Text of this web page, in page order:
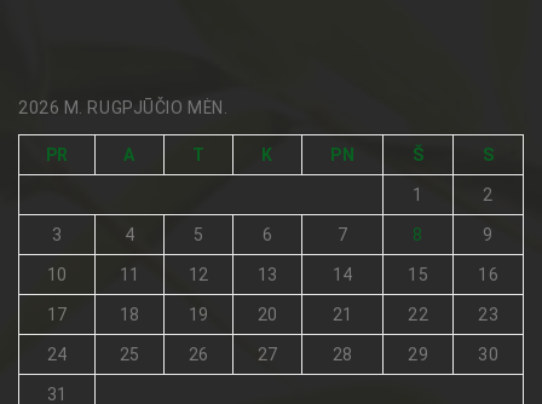
2026 M. RUGPJŪČIO MĖN.
PR A T K PN Š S
1 2
3 4 5 6 7 8 9
10 11 12 13 14 15 16
17 18 19 20 21 22 23
24 25 26 27 28 29 30
31